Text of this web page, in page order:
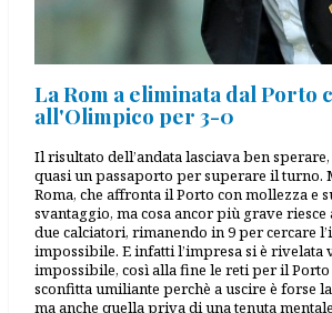
La Rom a eliminata dal Porto
all'Olimpico per 3-0
Il risultato dell’andata lasciava ben sperare,
quasi un passaporto per superare il turno.
Roma, che affronta il Porto con mollezza e
svantaggio, ma cosa ancor più grave
due calciatori, rimanendo in 9 per cercare
impossibile. E infatti l’impresa si è rivelata
impossibile, così alla fine le reti per il Porto
sconfitta umiliante perchè a uscire è forse
ma anche quella priva di una tenuta